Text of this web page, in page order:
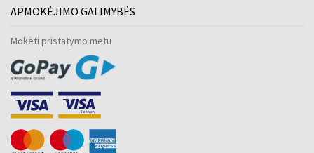
APMOKĖJIMO GALIMYBĖS
Mokėti pristatymo metu